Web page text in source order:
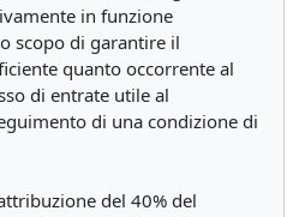
in funzione
scopo di garantire il
quanto occorrente al
di entrate utile al
di una condizione di
del 40% del